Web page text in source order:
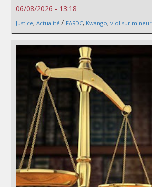
06/08/2026 - 13:18
Justice, Actualité / FARDC, Kwango, viol sur mineur